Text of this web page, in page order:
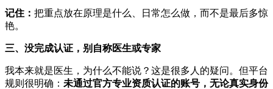
记住： 把重点放在原理是什么、日常怎么做，而不是最后多惊
艳。
三、没完成认证，别自称医生或专家
我本来就是医生，为什么不能说？这是很多人的疑问。但平台
规则很明确： 未通过官方专业资质认证的账号，无论真实身份